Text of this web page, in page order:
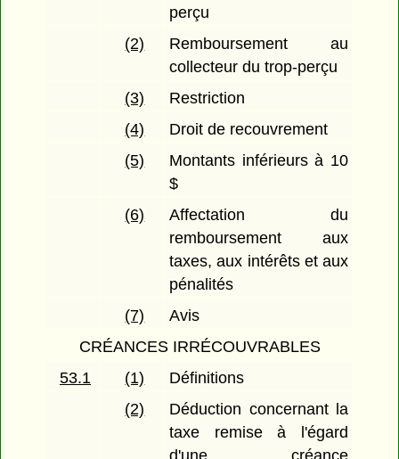
perçu
(2)
Remboursement au
collecteur du trop-perçu
(3)
Restriction
(4)
Droit de recouvrement
(5)
Montants inférieurs à 10
$
(6)
Affectation du
remboursement aux
taxes, aux intérêts et aux
pénalités
(7)
Avis
CRÉANCES IRRÉCOUVRABLES
53.1
(1)
Définitions
(2)
Déduction concernant la
taxe remise à l'égard